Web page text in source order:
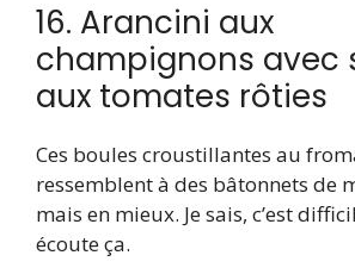
16. Arancini aux
champignons avec
aux tomates rôties
Ces boules croustillantes au
ressemblent à des bâtonnets de
mais en mieux. Je sais, c’est
écoute ça.